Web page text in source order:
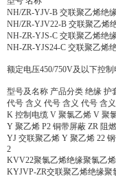
NH/ZR-YJV-B 交联聚乙烯绝
NH/ZR-YJV22-B 交联聚乙烯
NH-ZR-YJS-C 交联聚乙烯绝
NH-ZR-YJS24-C 交联聚乙烯
额定电压450/750V及以下控制
型号及名称 产品分类 绝缘 护
代号 含义 代号 含义 代号 含
K 控制电缆 V 聚氯乙烯 V 聚
Y 聚乙烯 P2 铜带屏蔽 ZR 阻
YJ 交联聚乙烯 Y 聚乙烯 22
2
KVV22聚氯乙烯绝缘聚氯乙
KYJVP-ZR交联聚乙烯绝缘